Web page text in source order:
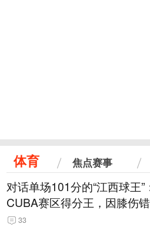
体育 焦点赛事
对话单场101分的“江西球王”
CUBA赛区得分王，因膝伤
A选秀
33